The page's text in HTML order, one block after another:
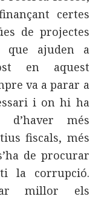
certes
de projectes
que ajuden a
en aquest
va a parar a
i on hi ha
més
fiscals, més
de procurar
la corrupció.
millor els